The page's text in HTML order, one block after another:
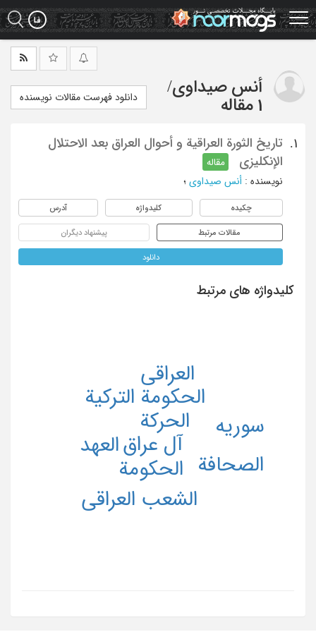
Skip
to
main
أنس صیداوی/
1 مقاله
دانلود فهرست مقالات نویسنده
1.
تاریخ الثورة العراقیة و أحوال العراق بعد الاحتلال
الإنکلیزی
مقاله
نویسنده : أنس صیداوی ؛
چکیده کلیدواژه آدرس
مقالات مرتبط پیشنهاد دیگران
دانلود
کلیدواژه های مرتبط
آل عراق
الحرکة
الحکومة
الحکومة الترکیة
الشعب العراقی
الصحافة
العراقی
العهد
سوریه